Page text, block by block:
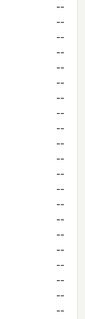
--
--
--
--
--
--
--
--
--
--
--
--
--
--
--
--
--
--
--
--
--